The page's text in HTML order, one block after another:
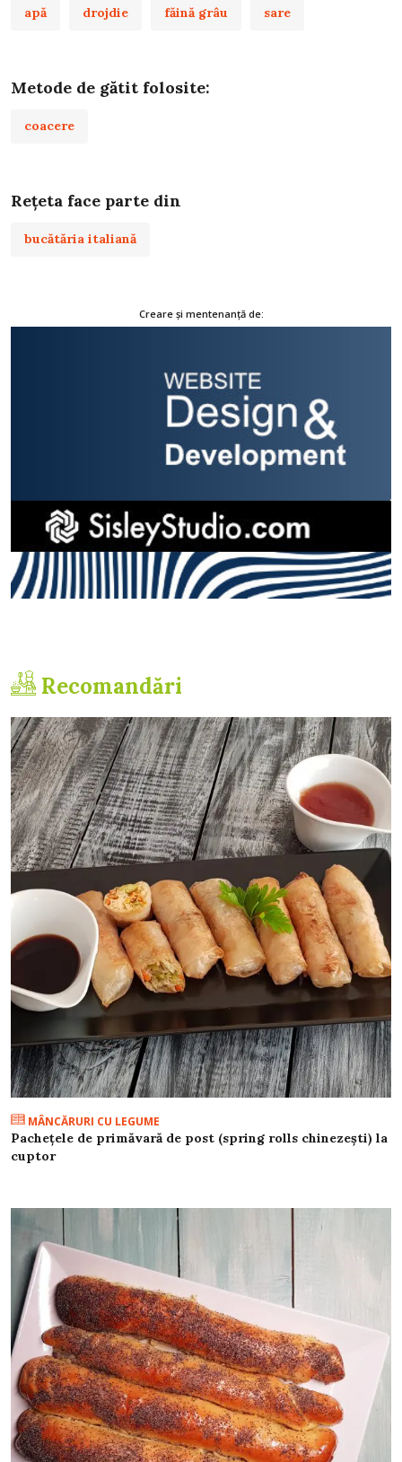
apă drojdie făină grâu sare
Metode de gătit folosite:
coacere
Rețeta face parte din
bucătăria italiană
Creare și mentenanță de:
Recomandări
MÂNCĂRURI CU LEGUME
Pachețele de primăvară de post (spring rolls chinezești) la
cuptor